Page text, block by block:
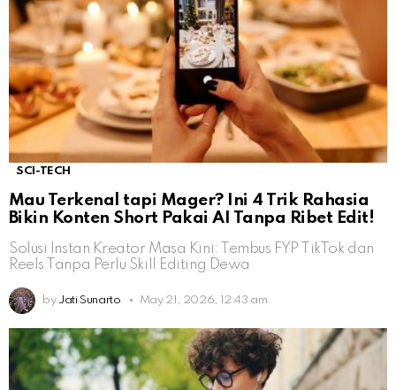
SCI-TECH
Mau Terkenal tapi Mager? Ini 4 Trik Rahasia
Bikin Konten Short Pakai AI Tanpa Ribet Edit!
Solusi Instan Kreator Masa Kini: Tembus FYP TikTok dan
Reels Tanpa Perlu Skill Editing Dewa
by Jati Sunarto May 21, 2026, 12:43 am